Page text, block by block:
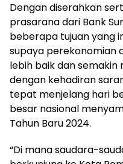
Dengan diserahkan
prasarana dari Bank
beberapa tujuan yang
supaya perekonomian
lebih baik dan semakin
dengan kehadiran
tepat menjelang hari
besar nasional
Tahun Baru 2024.
“Di mana saudara-